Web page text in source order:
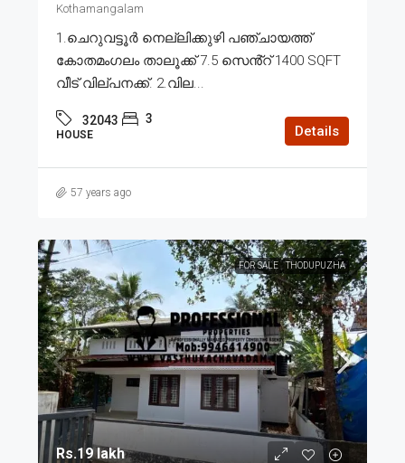
Kothamangalam
1.ചെറുവട്ടൂർ നെല്ലിക്കുഴി പഞ്ചായത്ത്
കോതമംഗലം താലൂക്ക് 7.5 സെൻ്റ് 1400 SQFT
വീട് വില്പനക്ക്. 2.വില...
32043 3
HOUSE Details
57 years ago
FOR SALE THODUPUZHA
Rs.19 lakh